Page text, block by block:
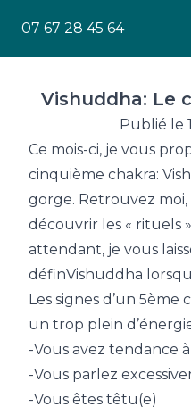
07 67 28 45 64
Vishuddha: Le
Publié le
Ce mois-ci, je vous
cinquième chakra:
gorge. Retrouvez
découvrir les « rituels
attendant, je vous
définVishuddha
Les signes d’un 5ème
un trop plein
-Vous avez tendance
-Vous parlez
-Vous êtes têtu(e)